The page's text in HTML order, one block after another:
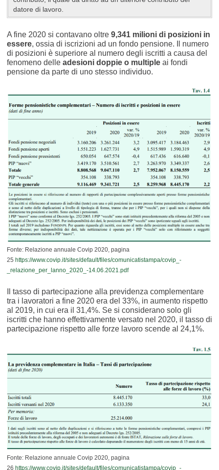
datore di lavoro.
A fine 2020 si contavano oltre 9,341 milioni di posizioni in
essere, ossia di iscrizioni ad un fondo pensione. Il numero
di posizioni è superiore al numero degli iscritti a causa del
fenomeno delle adesioni doppie o multipleai fondi
pensione da parte di uno stesso individuo.
Fonte: Relazione annuale Covip 2020, pagina
25 https://www.covip.it/sites/default/files/comunicatistampa/covip_-
_relazione_per_lanno_2020_-14.06.2021.pdf
Il tasso di partecipazione alla previdenza complementare
tra i lavoratori a fine 2020 era del 33%, in aumento rispetto
al 2019, in cui era il 31,4%. Se si considerano solo gli
iscritti che hanno effettivamente versato nel 2020, il tasso di
partecipazione rispetto alle forze lavoro scende al 24,1%.
Fonte: Relazione annuale Covip 2020, pagina
26 https://www.covip.it/sites/default/files/comunicatistampa/covip_-